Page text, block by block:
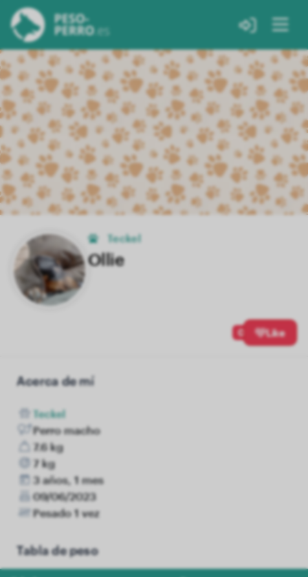
Teckel
Ollie
0 Like
Acerca de mí
Teckel
Perro macho
7.6 kg
7 kg
3 años, 1 mes
09/06/2023
Pesado 1 vez
Tabla de peso